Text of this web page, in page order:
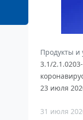
Продукты и
3.1/
23 июля
31 июля